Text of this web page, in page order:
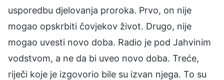
usporedbu djelovanja proroka. Prvo, on nije
mogao opskrbiti čovjekov život. Drugo, nije
mogao uvesti novo doba. Radio je pod Jahvinim
vodstvom, a ne da bi uveo novo doba. Treće,
riječi koje je izgovorio bile su izvan njega. To su